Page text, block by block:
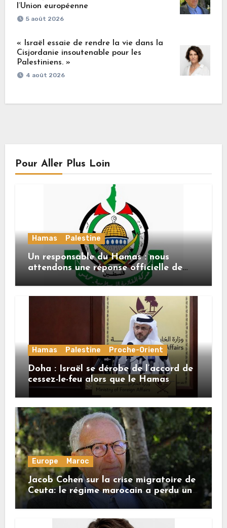
l’Union européenne
5 août 2026
« Israël essaie de rendre la vie dans la
Cisjordanie insoutenable pour les
Palestiniens. »
4 août 2026
Pour Aller Plus Loin
Hamas Palestine
Un responsable du Hamas : nous
attendons une réponse officielle de
Mladenov concernant la feuille de
Hamas Palestine Proche-Orient
Doha : Israël se dérobe de l’accord de
cessez-le-feu alors que le Hamas
honore ses engagements
Europe Maroc
Jacob Cohen sur la crise migratoire de
Ceuta: le régime marocain a perdu une
bonne part de sa crédibilité vis-à-vis
de l’Union européenne